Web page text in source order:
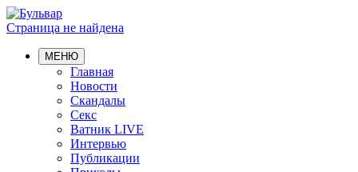
Страница не найдена
МЕНЮ
Главная
Новости
Скандалы
Секс
Ватник LIVE
Интервью
Публикации